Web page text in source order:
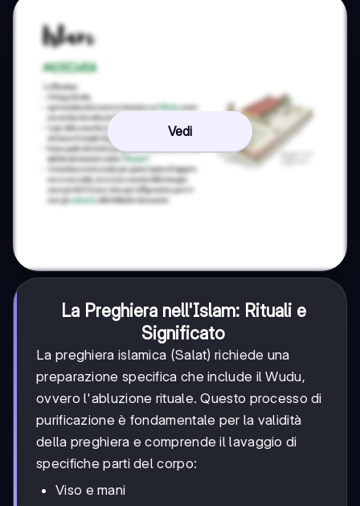
Vedi
La Preghiera nell'Islam: Rituali e
Significato
La preghiera islamica (Salat) richiede una
preparazione specifica che include il Wudu,
ovvero l'abluzione rituale. Questo processo di
purificazione è fondamentale per la validità
della preghiera e comprende il lavaggio di
specifiche parti del corpo:
Viso e mani